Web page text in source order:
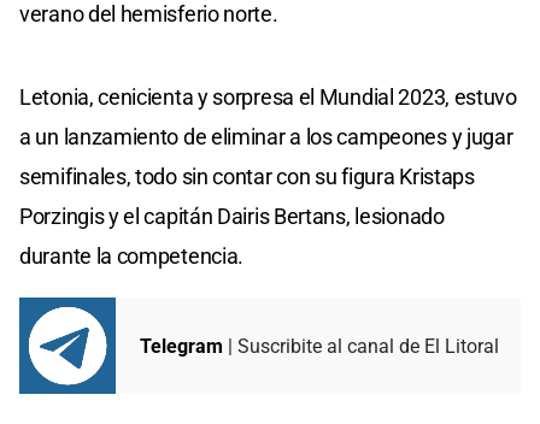
verano del hemisferio norte.
Letonia, cenicienta y sorpresa el Mundial 2023, estuvo
a un lanzamiento de eliminar a los campeones y jugar
semifinales, todo sin contar con su figura Kristaps
Porzingis y el capitán Dairis Bertans, lesionado
durante la competencia.
Telegram | Suscribite al canal de El Litoral